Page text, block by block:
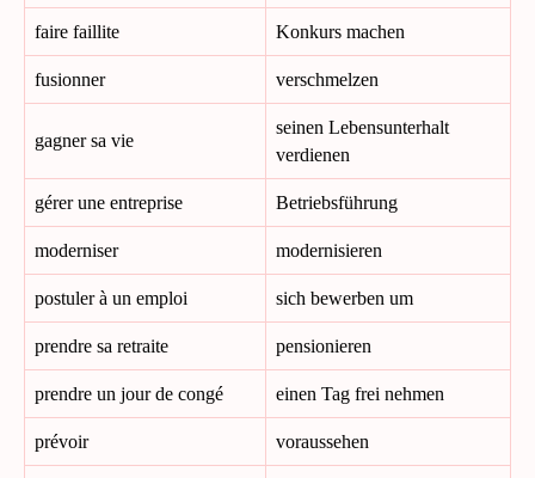
faire faillite Konkurs machen
fusionner verschmelzen
gagner sa vie
seinen Lebensunterhalt
verdienen
gérer une entreprise Betriebsführung
moderniser modernisieren
postuler à un emploi sich bewerben um
prendre sa retraite pensionieren
prendre un jour de congé einen Tag frei nehmen
prévoir voraussehen